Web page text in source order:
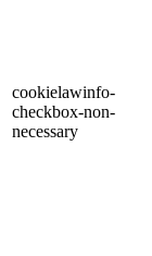
cookielawinfo-
checkbox-non-
necessary